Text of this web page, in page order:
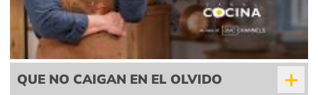
QUE NO CAIGAN EN EL OLVIDO +